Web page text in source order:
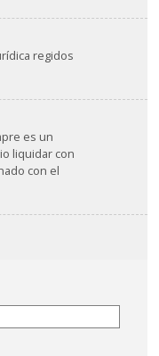
regidos
es un
liquidar con
con el